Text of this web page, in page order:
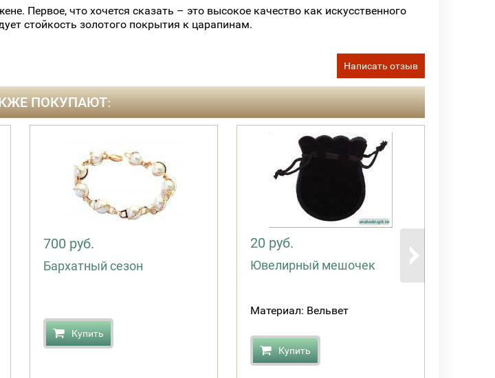
Первое, что хочется сказать – это высокое качество как искусственного
стойкость золотого покрытия к царапинам.
Написать отзыв
ПОКУПАЮТ:
700 руб.
Бархатный сезон
Купить
20 руб.
Ювелирный мешочек
Материал: Вельвет
Купить